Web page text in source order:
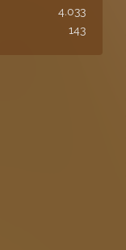
4.033
143